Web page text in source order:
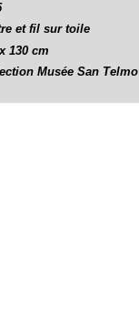
et fil sur toile
130 cm
Musée San Telmo